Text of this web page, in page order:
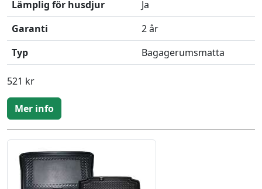
Lämplig för husdjur
Ja
Garanti
2 år
Typ
Bagagerumsmatta
521 kr
Mer info